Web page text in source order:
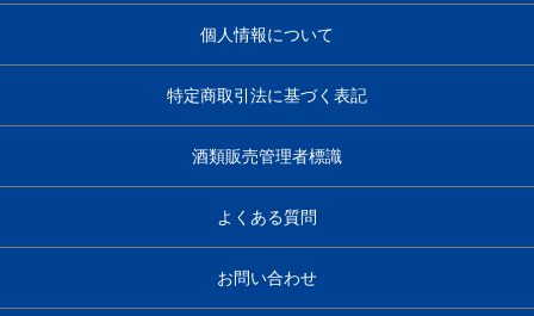
個人情報について
特定商取引法に基づく表記
酒類販売管理者標識
よくある質問
お問い合わせ